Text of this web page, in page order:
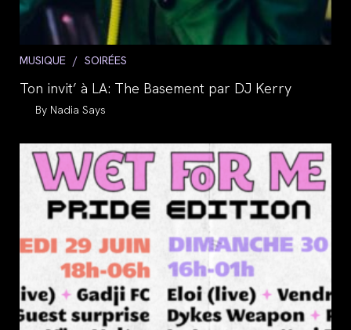
Post
MUSIQUE / SOIRÉES
Ton invit’ à LA: The Basement par DJ Kerry
Auteur/autrice
la
publication :
Nadia Says